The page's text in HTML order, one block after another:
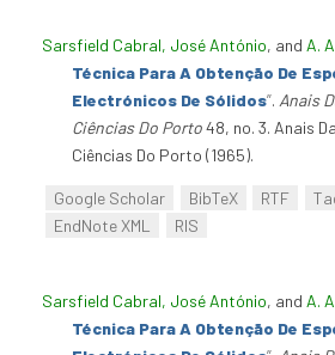
Sarsfield Cabral, José António, and A.
Técnica Para A Obtenção De
Electrónicos De Sólidos”. Anais
Ciências Do Porto48, no. 3. Anais
Ciências Do Porto (1965).
Google Scholar BibTeX RTF
EndNote XML
RIS
Sarsfield Cabral, José António, and A.
Técnica Para A Obtenção De